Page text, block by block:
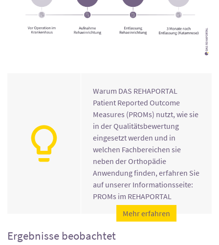
Warum DAS REHAPORTAL
Patient Reported Outcome
Measures (PROMs) nutzt, wie sie
in der Qualitätsbewertung
eingesetzt werden und in
welchen Fachbereichen sie
neben der Orthopädie
Anwendung finden, erfahren Sie
auf unserer Informationsseite:
PROMs im REHAPORTAL
Mehr erfahren
Ergebnisse beobachtet